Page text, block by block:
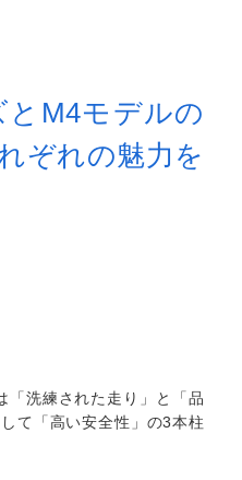
とM4モデルの
ぞれの魅力を
「洗練された走り」と「品
て「高い安全性」の3本柱